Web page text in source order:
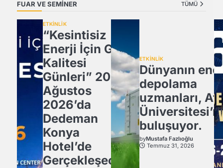
FUAR VE SEMİNER TÜMÜ
ETKİNLİK
“Kesintisiz
Enerji İçin Güç
Kalitesi
Günleri” 20
Ağustos
2026’da
Dedeman
Konya
Hotel’de
Gerçekleşecek
ETKİNLİK
Dünyanın
depolama
uzmanları,
buluşuyor.
byMustafa Fazlıoğlu
Temmuz 31, 2026